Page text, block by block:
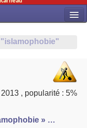
"islamophobie"
, popularité : 5%
» …